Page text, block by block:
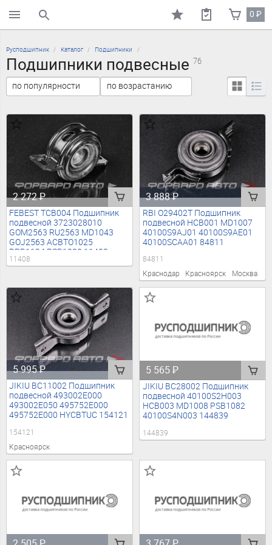
поиск по каталогу 0₽
Русподшипник Каталог Подшипники
Подшипники подвесные 76
2 272₽
FEBEST TCB004 Подшипник
подвесной 3723028010
GOM2563 RU2563 MD1043
GOJ2563 ACBTO1025
BPB1134 PSB1080 11408
11408
3 888₽
RBI O29402T Подшипник
подвесной HCB001 MD1007
40100S9AJ01 40100S9AE01
40100SCAA01 84811
84811
Краснодар
Красноярск Москва
5 995₽
JIKIU BC11002 Подшипник
подвесной 493002E000
493002E050 495752E000
495752E000 HYCBTUC 154121
154121
Красноярск
5 565₽
JIKIU BC28002 Подшипник
подвесной 40100S2H003
HCB003 MD1008 PSB1082
40100S4N003 144839
144839